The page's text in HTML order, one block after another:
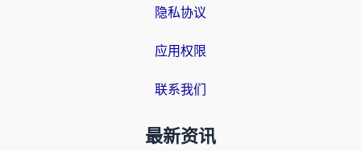
隐私协议
应用权限
联系我们
最新资讯